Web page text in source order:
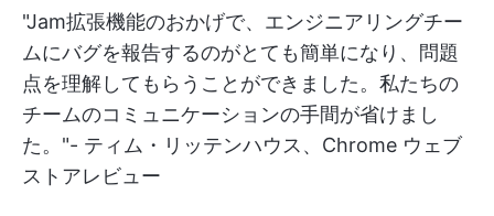
"Jam拡張機能のおかげで、エンジニアリングチー
ムにバグを報告するのがとても簡単になり、問題
点を理解してもらうことができました。私たちの
チームのコミュニケーションの手間が省けまし
た。"- ティム・リッテンハウス、Chrome ウェブ
ストアレビュー